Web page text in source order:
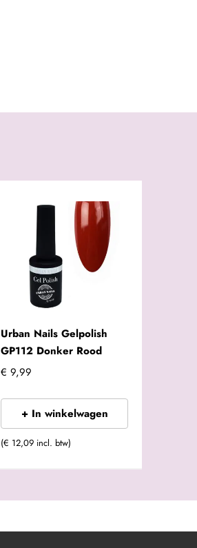
Urban Nails Gelpolish
GP112 Donker Rood
€ 9,99
+ In winkelwagen
(€ 12,09 incl. btw)